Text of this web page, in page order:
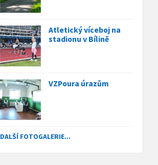
Atletický víceboj na
stadionu v Bílině
VZPoura úrazům
DALŠÍ FOTOGALERIE...